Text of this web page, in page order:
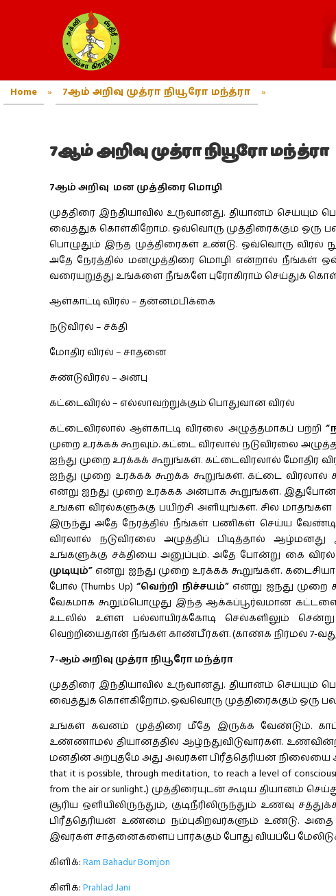
Home » 7ஆம் அறிவு முத்ரா நியூரோ மந்த்ரா »
7ஆம் அறிவு முத்ரா நியூரோ மந்த்ரா
7ஆம் அறிவு மன முத்திரை மொழி
முத்திரை இந்தியாவில் உருவானது. தியானம் செய்யும்
வைத்துக் கொள்கிறோம். ஒவ்வொரு முத்திரைக்கும் ஒரு
பொழுதும் இந்த முத்திரைகள் உண்டு. ஒவ்வொரு விரல்
அதே நேரத்தில் மனமுத்திரை மொழி என்றால் நீங்கள்
வரையறுத்து உங்களை நீங்களே புரோகிராம் செய்துக்
ஆள்காட்டி விரல் – தன்னம்பிக்கை
நடுவிரல் – சக்தி
மோதிர விரல் – சாதனை
சுண்டுவிரல் – அன்பு
கட்டைவிரல் – எல்லாவற்றுக்கும் பொதுவான விரல்
கட்டைவிரலால் ஆள்காட்டி விரலை அழுத்தமாகப் பற்றி
முறை உரக்கக் கூறவும். கட்டை விரலால் நடுவிரலை
ஐந்து முறை உரக்கக் கூறுங்கள். கட்டைவிரலால் மோதிர
ஐந்து முறை உரக்கக் கூறக்க கூறுங்கள். கட்டை விரலால்
என்று ஐந்து முறை உரக்கக் அன்பாக கூறுங்கள்.
உங்கள் விரல்களுக்கு பயிற்சி அளியுங்கள். சில
இருந்து அதே நேரத்தில் நீங்கள் பணிகள் செய்ய
விரலால் நடுவிரலை அழுத்திப் பிடித்தால்
உங்களுக்கு சக்தியை அனுப்பும். அதே போன்று கை
முடியும்” என்று ஐந்து முறை உரக்கக் கூறுங்கள்.
போல் (Thumbs Up) “வெற்றி நிச்சயம்” என்று ஐந்து முறை
வேகமாக கூறும்பொழுது இந்த ஆக்கப்பூர்வமான
உடலில் உள்ள பல்லாயிரக்கோடி செல்களிலும்
வெற்றியைதான் நீங்கள் காண்பீர்கள். (காண்க நிர்மல் 7-வது
7-ஆம் அறிவு முத்ரா நியூரோ மந்த்ரா
முத்திரை இந்தியாவில் உருவானது. தியானம் செய்யும்
வைத்துக் கொள்கிறோம். ஒவ்வொரு முத்திரைக்கும் ஒரு
உங்கள் கவனம் முத்திரை மீதே இருக்க வேண்டும்.
உண்ணாமல் தியானத்தில் ஆழ்ந்துவிடுவார்கள்.
மனதின் அற்புதமே அது அவர்கள் பிரீத்தெரியன் நிலையை
that it is possible, through meditation, to reach a level of
from the air or sunlight..) முத்திரையுடன் கூடிய தியானம்
சூரிய ஒளியிலிருந்தும், குடிநீரிலிருந்தும் உணவு
பிரீத்தெரியன் உண்மை நம்புகிறவர்களும் உண்டு.
இவர்கள் சாதனைகளைப் பார்க்கும் போது வியப்பே
கிளிக்: Ram Bahadur Bomjon
கிளிக்: Prahlad Jani